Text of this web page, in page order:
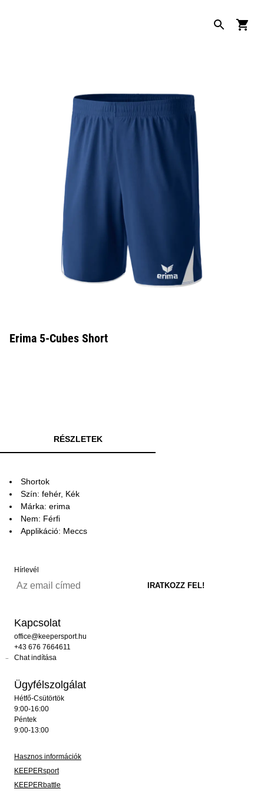
Erima 5-Cubes Short
RÉSZLETEK
Shortok
Szín: fehér, Kék
Márka: erima
Nem: Férfi
Applikáció: Meccs
Hírlevél
Kapcsolat
office@keepersport.hu
+43 676 7664611
Chat indítása
Ügyfélszolgálat
Hétfő-Csütörtök
9:00-16:00
Péntek
9:00-13:00
Hasznos információk
KEEPERsport
KEEPERbattle